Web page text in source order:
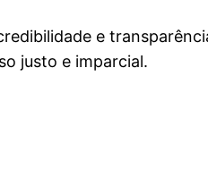
e
justo e imparcial.